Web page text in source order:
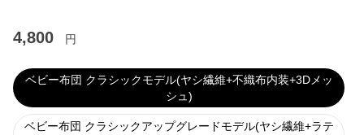
4,800 円
ベビー布団 クラシックモデル(ヤシ繊維+不織布内装+3Dメッ
シュ)
ベビー布団 クラシックアップグレードモデル(ヤシ繊維+ラテ